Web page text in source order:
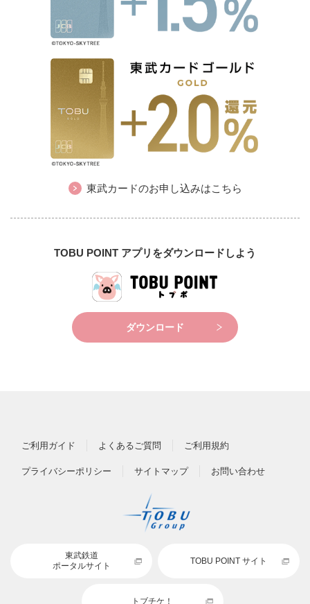
東武カードのお申し込みはこちら
TOBU POINT アプリをダウンロードしよう
ダウンロード
ご利用ガイド よくあるご質問 ご利用規約
プライバシーポリシー サイトマップ お問い合わせ
東武鉄道
ポータルサイト
TOBU POINT サイト
トブチケ！